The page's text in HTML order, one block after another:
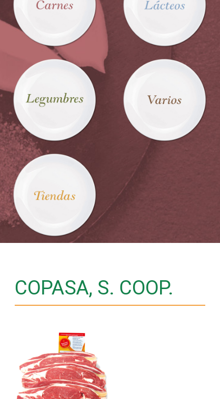
COPASA, S. COOP.